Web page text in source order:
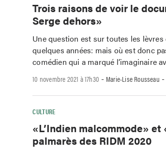
Trois raisons de voir le
Serge dehors»
Une question est sur toutes les
quelques années: mais où est donc
comédien qui a marqué l’imaginaire
10 novembre 2021 à 17h30 - Marie-Lise Rousseau -
CULTURE
«L’Indien malcommode»
palmarès des RIDM 2020